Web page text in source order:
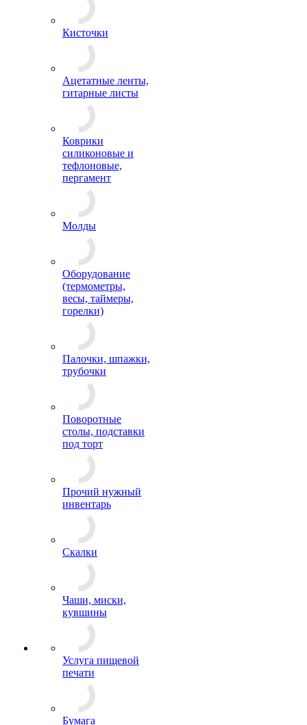
Кисточки
Ацетатные ленты,
гитарные листы
Коврики
силиконовые и
тефлоновые,
пергамент
Молды
Оборудование
(термометры,
весы, таймеры,
горелки)
Палочки, шпажки,
трубочки
Поворотные
столы, подставки
под торт
Прочий нужный
инвентарь
Скалки
Чаши, миски,
кувшины
Услуга пищевой
печати
Бумага